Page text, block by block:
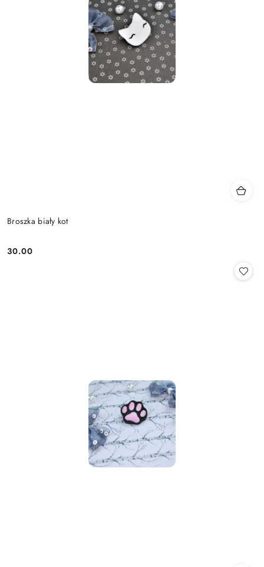
Broszka biały kot
Cena:
30.00